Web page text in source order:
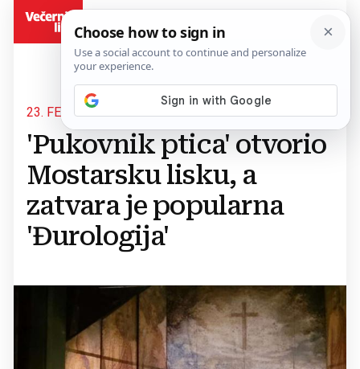
23. FESTIVAL KOMEDIJE
'Pukovnik ptica' otvorio
Mostarsku lisku, a
zatvara je popularna
'Đurologija'